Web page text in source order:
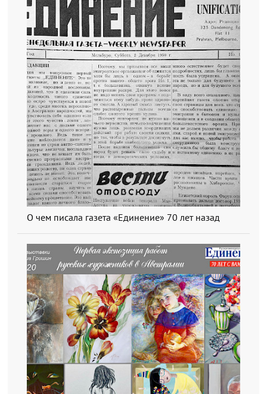
О чем писала газета «Единение» 70 лет назад